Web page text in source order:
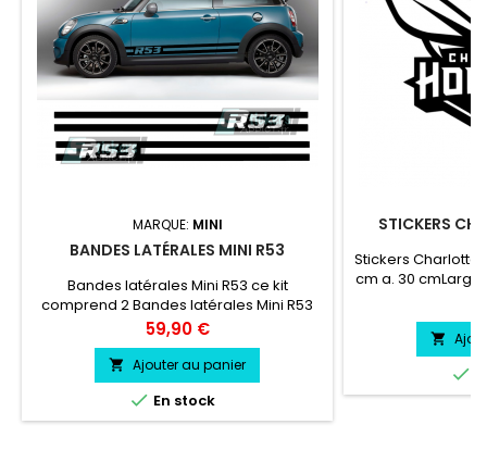
MARQUE: MINI
BANDES LATÉRALES MINI R53
Bandes latérales Mini R53 ce kit
comprend 2 Bandes latérales Mini R53
Couleur au choix vinyle professionnel
très résistant
Prix
59,90 €
 Ajouter au panier
 En stock
STICKERS
Stickers Charlotte
cm a. 30

